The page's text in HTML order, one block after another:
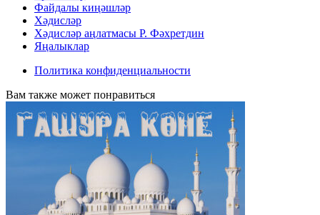
Файдалы киңәшләр
Хәдисләр
Хәдисләр аңлатмасы Р. Фәхретдин
Яңалыклар
Политика конфиденциальности
Вам также может понравиться